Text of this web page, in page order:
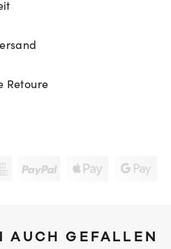
Retoure
AUCH GEFALLEN